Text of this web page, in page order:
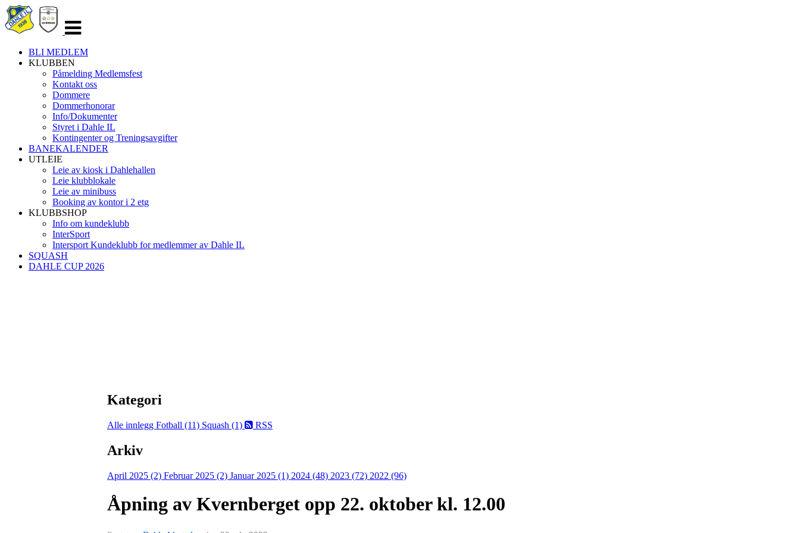
navigasjon
BLI MEDLEM
KLUBBEN
Påmelding Medlemsfest
Kontakt oss
Dommere
Dommerhonorar
Info/Dokumenter
Styret i Dahle IL
Kontingenter og Treningsavgifter
BANEKALENDER
UTLEIE
Leie av kiosk i Dahlehallen
Leie klubblokale
Leie av minibuss
Booking av kontor i 2 etg
KLUBBSHOP
Info om kundeklubb
InterSport
Intersport Kundeklubb for medlemmer av Dahle IL
SQUASH
DAHLE CUP 2026
Kategori
Alle innlegg Fotball (11) Squash (1) RSS
Arkiv
April 2025 (2) Februar 2025 (2) Januar 2025 (1) 2024 (48) 2023 (72) 2022 (96)
Åpning av Kvernberget opp 22. oktober kl. 12.00